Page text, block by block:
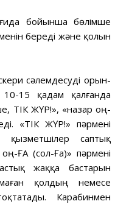
бойынша бөлімше
береді және қолын
сәлемдесуді орын­
15 қадам қалғанда
ТІК ЖҮР!», «назар оң-
«ТІК ЖҮР!» пәрмені
саптық
ҒА (сол-Ға)» пәрмені
жаққа бастарын
қолдың немесе
Карабинмен